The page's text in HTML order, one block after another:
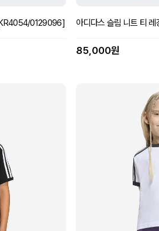
0129096] 아디다스 슬림 니트 티
85,000원